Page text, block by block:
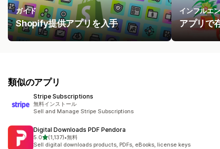
ガイド
Shopify提供アプリを入手
インフルエ
アプリで
類似のアプリ
Stripe Subscriptions
無料インストール
Sell and Manage Stripe Subscriptions
Digital Downloads PDF Pendora
5.05つ星中
(1,137)
合計レビュー数：1137件
•無料
Sell digital downloads products, PDFs, eBooks, license keys